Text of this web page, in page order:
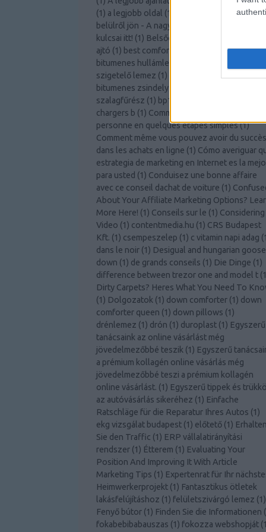
(1) a legjobb oldal (1
A szabadság
belülről jön - A nagyobb személyes fejlődés
kulcsai itt! (1) Belsőépítészeti ötletek
ajtó (1) best comforter bitcoin knots(1)
bitumenes hullámlemez árgép
szigetelő lemez (1) bitumenes vízszigetelés(
bitumenes zsindely tekercs árgép
szalagfűrész (1) bp125
chargers b (1) Comment devenir une meilleure
personne en quelques étapes simples(1)
Comment même vous pouvez avoir du succès
dans les achats en ligne (1) Cómo averiguar
estrategia de marketing en Internet es la
para usted (1) Conduisez une bonne affaire
avec ce conseil dachat de voiture (1)
About Your Affiliate Marketing Options?
More Here! (1) Conseils sur le (1) Considering
Video (1) contentmedia.hu (1) CRS Budapest
Kft. (1) csempeszelep (1) c vitamin napi adag (1
dans le noir (1) Desigual and hungarian goose
down (1) de grands conseils (1) Die Dinge (1)
difference between trezor one and model t (1
Dirty Carpets? Heres What You Need To
(1) Dolgozatok (1) down comforter (1) down
comforter queen (1) down pillows (1)
drénlemez (1) drón (1) duroplast (1) Egyszerű
tanácsaink az online vásárlást még
jövedelmezőbbé teszik (1) Egyszerű
a prémium kollagén online vásárlás még
jövedelmezőbbé teszi a prémium kollagén
online vásárlást. (1) Egyszerű tippek és
az autóvásárlás sikeréhez (1) Einfache
Ratschläge für die Reparatur Ihres Autos (1)
ekg vizsgálat budapest (1) előtető (1) Erhalten
Sie den Traffic (1) ERP vállalatirányítási
rendszer (1) Étterem (1) Evaluating Your
Position And Improving It With Article
Marketing Tips (1) Expertenrat für Ihr
Heimwerkerprojekt (1) Fantasztikus ötletek
lakásfelújításhoz (1) felületszivárgó lemez (1)
Fenyő bútor (1) Finden Sie die Informationen (
fokabebibabauszas (1) fokozza webshopját (1